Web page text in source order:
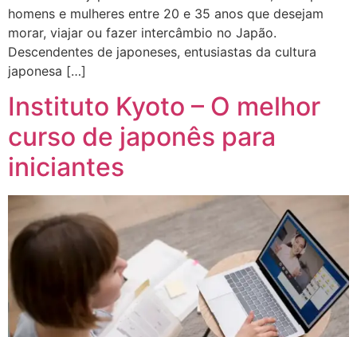
homens e mulheres entre 20 e 35 anos que desejam
morar, viajar ou fazer intercâmbio no Japão.
Descendentes de japoneses, entusiastas da cultura
japonesa […]
Instituto Kyoto – O melhor
curso de japonês para
iniciantes